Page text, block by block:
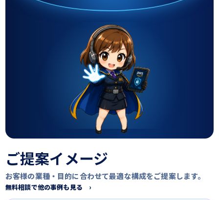
ご提案イメージ
お客様の業種・目的に合わせて最適な構成をご提案します。
無料相談で他の事例も見る ›